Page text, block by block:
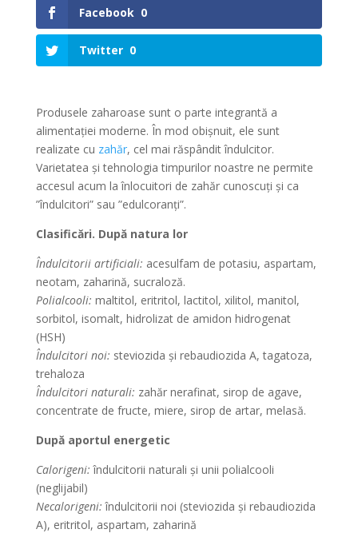
Facebook 0
Twitter 0
Produsele zaharoase sunt o parte integrantă a
alimentației moderne. În mod obișnuit, ele sunt
realizate cu zahăr, cel mai răspândit îndulcitor.
Varietatea și tehnologia timpurilor noastre ne permite
accesul acum la înlocuitori de zahăr cunoscuți și ca
”îndulcitori” sau ”edulcoranți”.
Clasificări. După natura lor
Îndulcitorii artificiali: acesulfam de potasiu, aspartam,
neotam, zaharină, sucraloză.
Polialcooli: maltitol, eritritol, lactitol, xilitol, manitol,
sorbitol, isomalt, hidrolizat de amidon hidrogenat
(HSH)
Îndulcitori noi: steviozida și rebaudiozida A, tagatoza,
trehaloza
Îndulcitori naturali: zahăr nerafinat, sirop de agave,
concentrate de fructe, miere, sirop de artar, melasă.
După aportul energetic
Calorigeni: îndulcitorii naturali și unii polialcooli
(neglijabil)
Necalorigeni: îndulcitorii noi (steviozida și rebaudiozida
A), eritritol, aspartam, zaharină